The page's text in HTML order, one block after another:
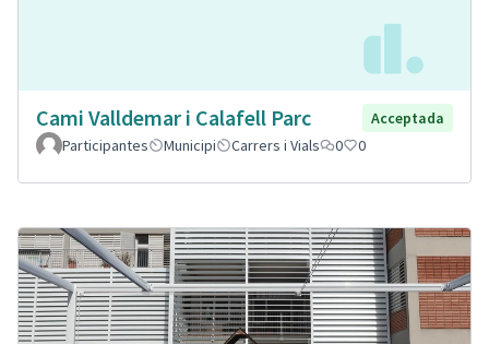
Cami Valldemar i Calafell Parc
Acceptada
Participantes
Municipi Carrers i Vials 0 0